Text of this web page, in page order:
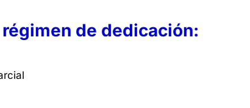
de dedicación: